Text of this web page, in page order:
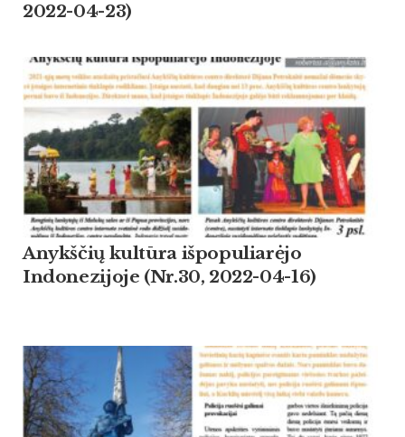
2022-04-23)
Anykščių kultūra išpopuliarėjo
Indonezijoje (Nr.30, 2022-04-16)